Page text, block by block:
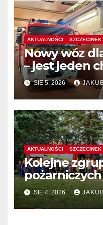
AKTUALNOŚCI SZCZECINEK
Nowy wóz
– jest jeden
dostawę
SIE 5, 2026
AKTUALNOŚCI SZCZECINEK
Kolejne
Niemiec w
SIE 4, 2026